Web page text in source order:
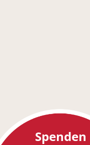
Spenden